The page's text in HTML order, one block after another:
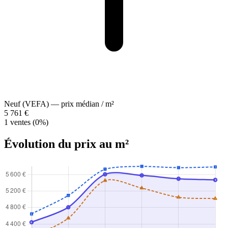
Neuf (VEFA) — prix médian / m²
5 761 €
1 ventes (0%)
Évolution du prix au m²